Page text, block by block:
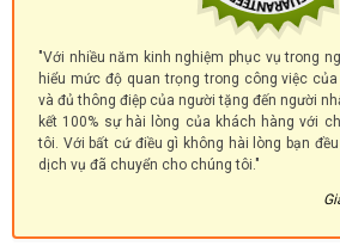
"Với nhiều năm kinh nghiệm phục vụ trong
hiểu mức độ quan trọng trong công việc
và đủ thông điệp của người tặng đến người
kết 100% sự hài lòng của khách hàng với
tôi. Với bất cứ điều gì không hài lòng bạn
dịch vụ đã chuyển cho chúng tôi."